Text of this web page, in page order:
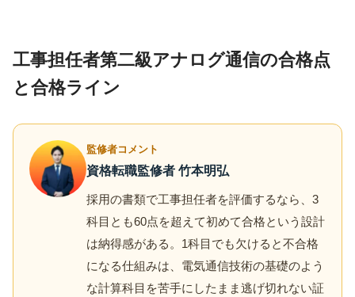
工事担任者第二級アナログ通信の合格点
と合格ライン
監修者コメント
資格転職監修者 竹本明弘
採用の書類で工事担任者を評価するなら、3
科目とも60点を超えて初めて合格という設計
は納得感がある。1科目でも欠けると不合格
になる仕組みは、電気通信技術の基礎のよう
な計算科目を苦手にしたまま逃げ切れない証